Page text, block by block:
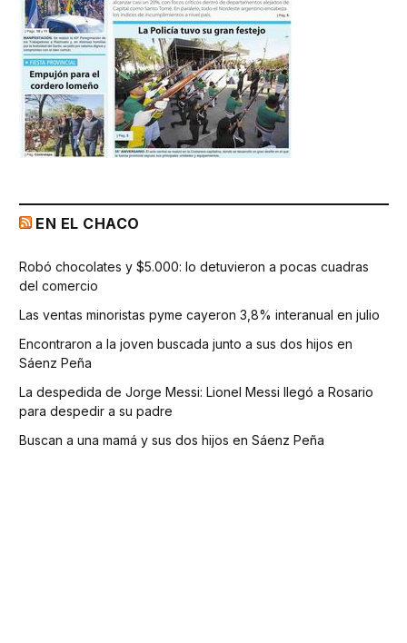
EN EL CHACO
Robó chocolates y $5.000: lo detuvieron a pocas cuadras
del comercio
Las ventas minoristas pyme cayeron 3,8% interanual en julio
Encontraron a la joven buscada junto a sus dos hijos en
Sáenz Peña
La despedida de Jorge Messi: Lionel Messi llegó a Rosario
para despedir a su padre
Buscan a una mamá y sus dos hijos en Sáenz Peña